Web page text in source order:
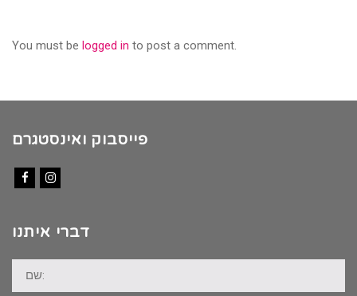
You must be logged in to post a comment.
פייסבוק ואינסטגרם
דברי איתנו
שם: